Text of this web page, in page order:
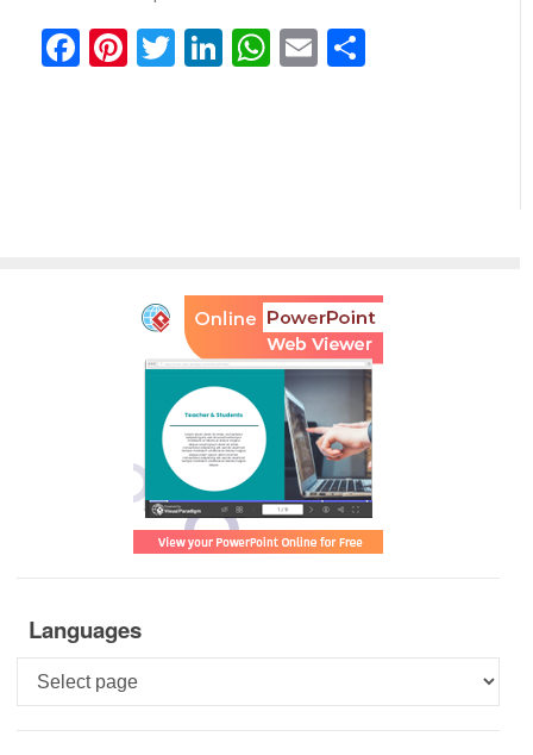
Facebook
Pinterest
Twitter
LinkedIn
WhatsApp
Email
Languages
Languages